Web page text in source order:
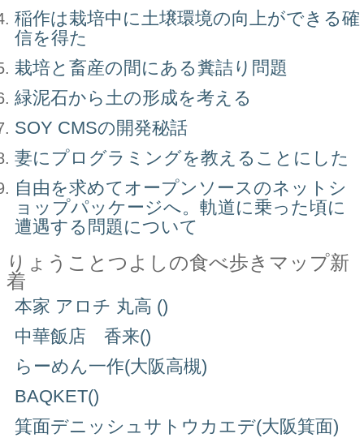
稲作は栽培中に土壌環境の向上ができる確
信を得た
栽培と畜産の間にある糞詰り問題
緑泥石から土の形成を考える
SOY CMSの開発秘話
妻にプログラミングを教えることにした
自由を求めてオープンソースのネットシ
ョップパッケージへ。軌道に乗った頃に
遭遇する問題について
りょうことつよしの食べ歩きマップ新
着
本家 アロチ 丸高 ()
中華飯店 香来()
らーめん一作(大阪高槻)
BAQKET()
箕面デニッシュサトウカエデ(大阪箕面)